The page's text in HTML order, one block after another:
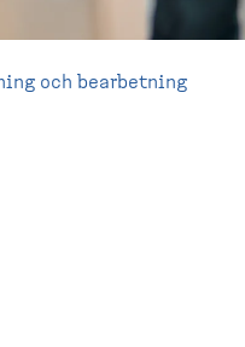
och bearbetning